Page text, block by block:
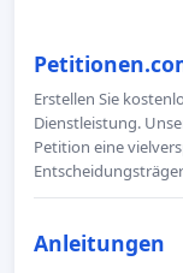
Erstellen Sie
Dienstleistung.
Petition eine
Anleitungen